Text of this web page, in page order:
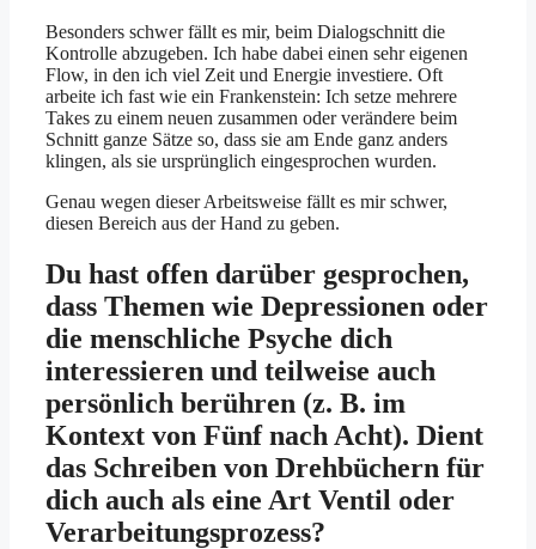
Besonders schwer fällt es mir, beim Dialogschnitt die
Kontrolle abzugeben. Ich habe dabei einen sehr eigenen
Flow, in den ich viel Zeit und Energie investiere. Oft
arbeite ich fast wie ein Frankenstein: Ich setze mehrere
Takes zu einem neuen zusammen oder verändere beim
Schnitt ganze Sätze so, dass sie am Ende ganz anders
klingen, als sie ursprünglich eingesprochen wurden.
Genau wegen dieser Arbeitsweise fällt es mir schwer,
diesen Bereich aus der Hand zu geben.
Du hast offen darüber gesprochen,
dass Themen wie Depressionen oder
die menschliche Psyche dich
interessieren und teilweise auch
persönlich berühren (z. B. im
Kontext von Fünf nach Acht). Dient
das Schreiben von Drehbüchern für
dich auch als eine Art Ventil oder
Verarbeitungsprozess?